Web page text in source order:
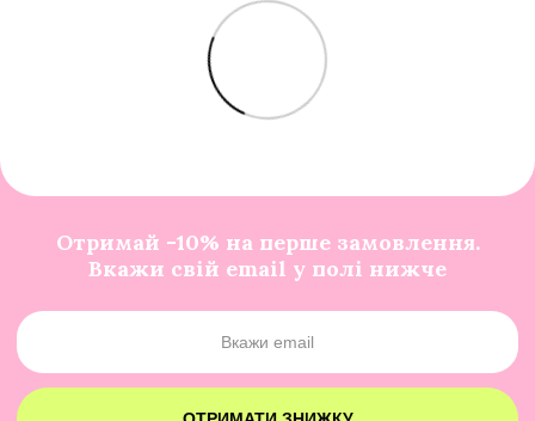
Отримай -10% на перше замовлення.
Вкажи свій email у полі нижче